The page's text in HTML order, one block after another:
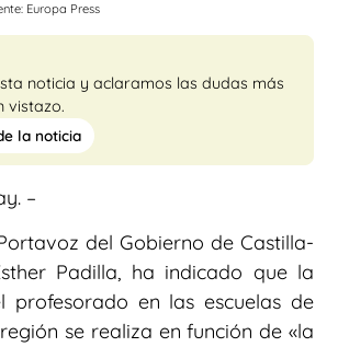
Europa Press
noticia y aclaramos las dudas más
vistazo.
la noticia
–
del Gobierno de Castilla-
Padilla, ha indicado que la
profesorado en las escuelas de
se realiza en función de «la